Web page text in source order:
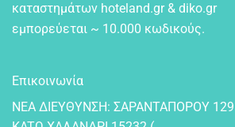
καταστημάτων hoteland.gr & diko.gr
εμπορεύεται ~ 10.000 κωδικούς.
Επικοινωνία
NEA ΔIEYΘYNΣH: ΣAPANTAΠOPOY 129